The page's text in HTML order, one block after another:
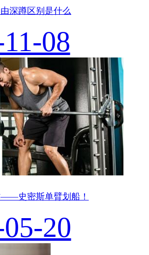
深蹲区别是什么
08
史密斯单臂划船！
20